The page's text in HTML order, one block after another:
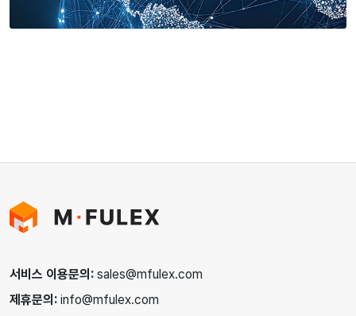
서비스 이용문의: sales@mfulex.com
제휴문의: info@mfulex.com